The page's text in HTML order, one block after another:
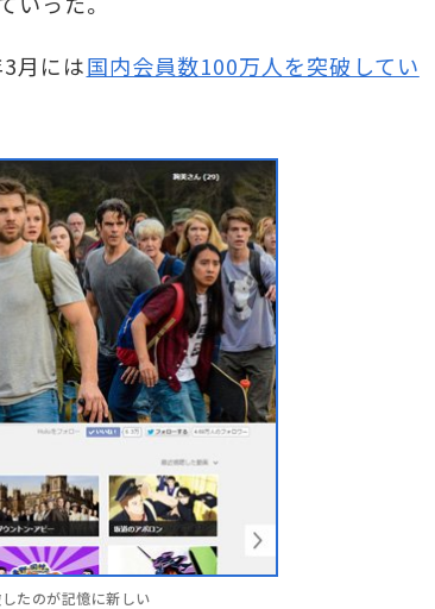
月には国内会員数100万人を突破してい
たのが記憶に新しい